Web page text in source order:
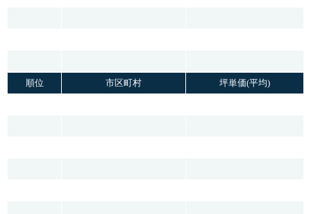
順位 市区町村 坪単価(平均)